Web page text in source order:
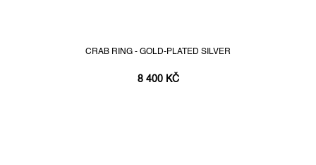
CRAB RING - GOLD-PLATED SILVER
8 400 KČ